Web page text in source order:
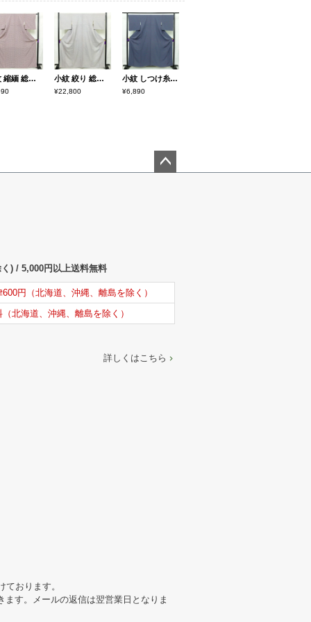
小紋 縮緬 総柄 正絹 花柄 袷仕立て 身丈167.5cm 裄丈62.5cm リサイクル着物 着物 モダン 紫・藤色 小紋 絞り 総絞り 正絹 古典柄 袷仕立て 身丈165cm 裄丈67.5cm リサイクル着物 着物 青・紺
¥22,800
小紋 しつけ糸付き 縮緬 総柄 正絹 古典柄 袷仕立て 身丈160cm 裄丈69.5cm 着物 青・紺
¥6,890
) / 5,000円以上送料無料
円（北海道、沖縄、離島を除く）
北海道、沖縄、離島を除く）
詳しくはこちら
ております。
す。メールの返信は翌営業日となりま